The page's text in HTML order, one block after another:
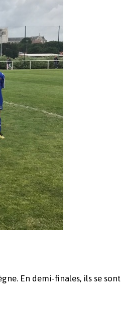
En demi-finales, ils se sont